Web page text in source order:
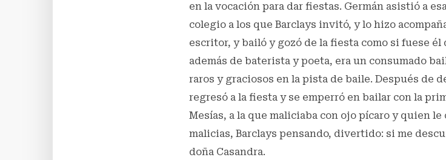
en la vocación para dar fiestas. Germán asistió a
colegio a los que Barclays invitó, y lo hizo
escritor, y bailó y gozó de la fiesta como si fuese
además de baterista y poeta, era un consumado
raros y graciosos en la pista de baile. Después de
regresó a la fiesta y se emperró en bailar con la
Mesías, a la que maliciaba con ojo pícaro y quien
malicias, Barclays pensando, divertido: si me
doña Casandra.